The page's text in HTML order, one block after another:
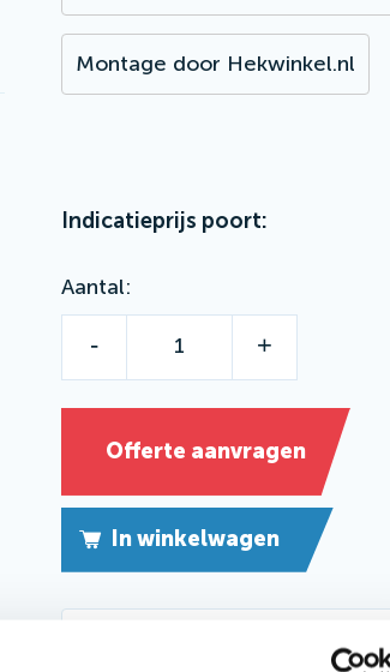
Montage door Hekwinkel.nl
Indicatieprijs poort:
Aantal
- +
In winkelwagen
Offerte aanvragen